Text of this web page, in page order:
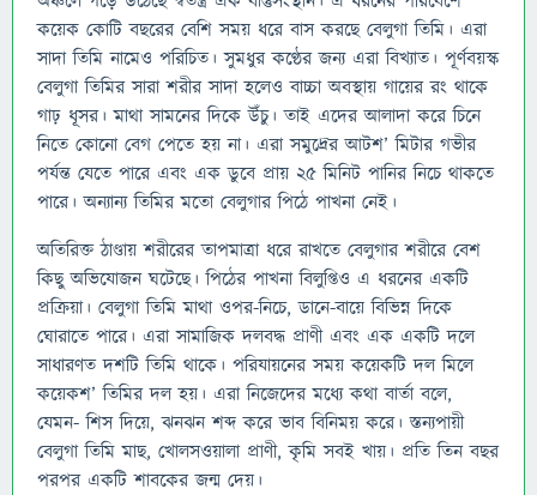
কয়েক কোটি বছরের বেশি সময় ধরে বাস করছে বেলুগা তিমি। এরা
সাদা তিমি নামেও পরিচিত। সুমধুর কণ্ঠের জন্য এরা বিখ্যাত। পূর্ণবয়স্ক
বেলুগা তিমির সারা শরীর সাদা হলেও বাচ্চা অবস্থায় গায়ের রং থাকে
গাঢ় ধূসর। মাথা সামনের দিকে উঁচু। তাই এদের আলাদা করে চিনে
নিতে কোনো বেগ পেতে হয় না। এরা সমুদ্রের আটশ’ মিটার গভীর
পর্যন্ত যেতে পারে এবং এক ডুবে প্রায় ২৫ মিনিট পানির নিচে থাকতে
পারে। অন্যান্য তিমির মতো বেলুগার পিঠে পাখনা নেই।
অতিরিক্ত ঠাণ্ডায় শরীরের তাপমাত্রা ধরে রাখতে বেলুগার শরীরে বেশ
কিছু অভিযোজন ঘটেছে। পিঠের পাখনা বিলুপ্তিও এ ধরনের একটি
প্রক্রিয়া। বেলুগা তিমি মাথা ওপর-নিচে, ডানে-বায়ে বিভিন্ন দিকে
ঘোরাতে পারে। এরা সামাজিক দলবদ্ধ প্রাণী এবং এক একটি দলে
সাধারণত দশটি তিমি থাকে। পরিযায়নের সময় কয়েকটি দল মিলে
কয়েকশ’ তিমির দল হয়। এরা নিজেদের মধ্যে কথা বার্তা বলে,
যেমন- শিস দিয়ে, ঝনঝন শব্দ করে ভাব বিনিময় করে। স্তন্যপায়ী
বেলুগা তিমি মাছ, খোলসওয়ালা প্রাণী, কৃমি সবই খায়। প্রতি তিন বছর
পরপর একটি শাবকের জন্ম দেয়।